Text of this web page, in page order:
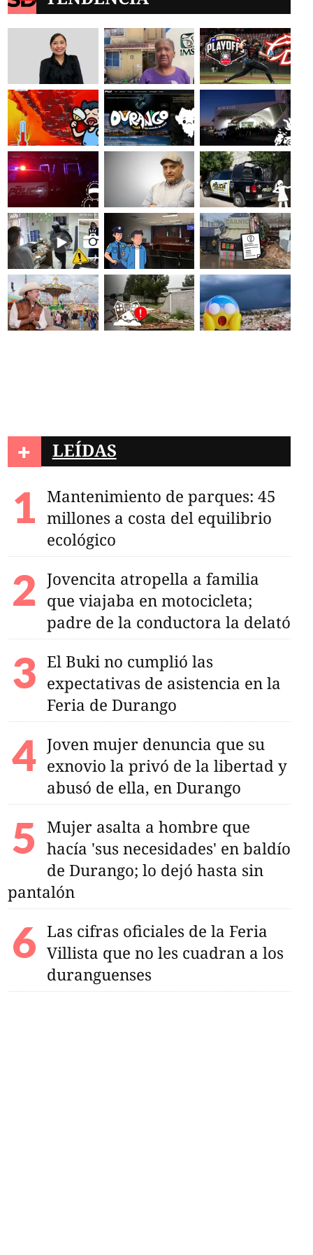
+ LEÍDAS
Mantenimiento de parques: 45
millones a costa del equilibrio
ecológico
Jovencita atropella a familia
que viajaba en motocicleta;
padre de la conductora la delató
El Buki no cumplió las
expectativas de asistencia en la
Feria de Durango
Joven mujer denuncia que su
exnovio la privó de la libertad y
abusó de ella, en Durango
Mujer asalta a hombre que
hacía 'sus necesidades' en baldío
de Durango; lo dejó hasta sin
pantalón
Las cifras oficiales de la Feria
Villista que no les cuadran a los
duranguenses